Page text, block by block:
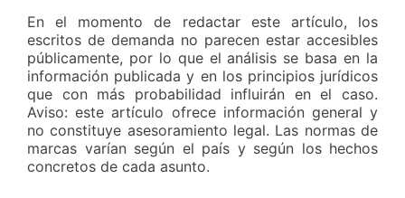
En el momento de redactar este artículo, los
escritos de demanda no parecen estar accesibles
públicamente, por lo que el análisis se basa en la
información publicada y en los principios jurídicos
que con más probabilidad influirán en el caso.
Aviso: este artículo ofrece información general y
no constituye asesoramiento legal. Las normas de
marcas varían según el país y según los hechos
concretos de cada asunto.